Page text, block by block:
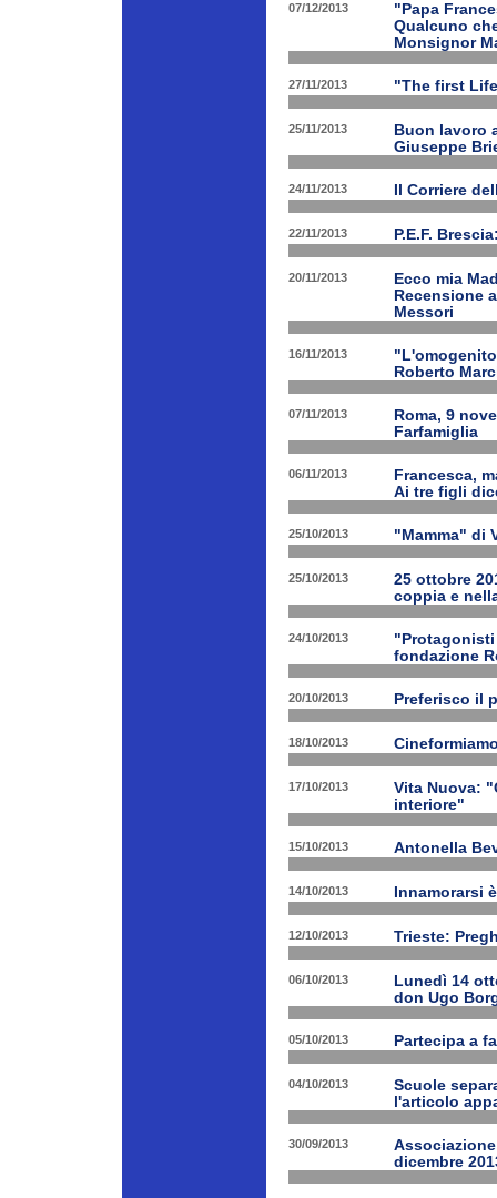
07/12/2013
"Papa
Qualcuno
Monsignor
27/11/2013 "The first
25/11/2013
Buon lavoro
Giuseppe
24/11/2013 Il Corriere
22/11/2013 P.E.F.
20/11/2013
Ecco mia
Recensione
Messori
16/11/2013
Roberto
07/11/2013
Roma, 9
Farfamiglia
06/11/2013
Francesca,
Ai tre figli
25/10/2013 "Mamma" di
25/10/2013
25 ottobre
coppia e
24/10/2013
fondazione
20/10/2013 Preferisco il
18/10/2013
17/10/2013
Vita Nuova:
interiore"
15/10/2013 Antonella
14/10/2013 Innamorarsi
12/10/2013 Trieste:
06/10/2013
Lunedì 14
don Ugo
05/10/2013 Partecipa a
04/10/2013
Scuole
l'articolo
30/09/2013
dicembre